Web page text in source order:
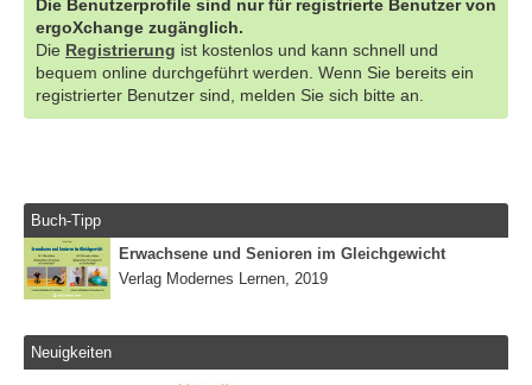
Die Benutzerprofile sind nur für registrierte Benutzer von
ergoXchange zugänglich.
Die Registrierung ist kostenlos und kann schnell und
bequem online durchgeführt werden. Wenn Sie bereits ein
registrierter Benutzer sind, melden Sie sich bitte an.
Buch-Tipp
Erwachsene und Senioren im Gleichgewicht
Verlag Modernes Lernen, 2019
Neuigkeiten